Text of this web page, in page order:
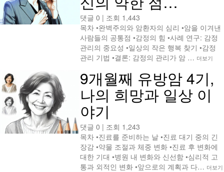
댓글 0 | 조회 1,443
목차 •완벽주의와 암환자의 심리 •암을 이겨낸
사람들의 공통점 •감정의 힘 •사례 연구: 감정
관리의 중요성 •일상의 작은 행복 찾기 •감정
관리 기법 •결론: 감정의 관리가 암 … 더보기
9개월째 유방암 4기,
나의 희망과 일상 이
야기
댓글 0 | 조회 1,243
목차 •진료를 준비하는 날 •진료 대기 중의 긴
장감 •약물 조절과 체중 변화 •진료 후 변화에
대한 기대 •병원 내 변화와 신선함 •심리적 고
통과 외적인 변화 •앞으로의 계획과 다… 더보기